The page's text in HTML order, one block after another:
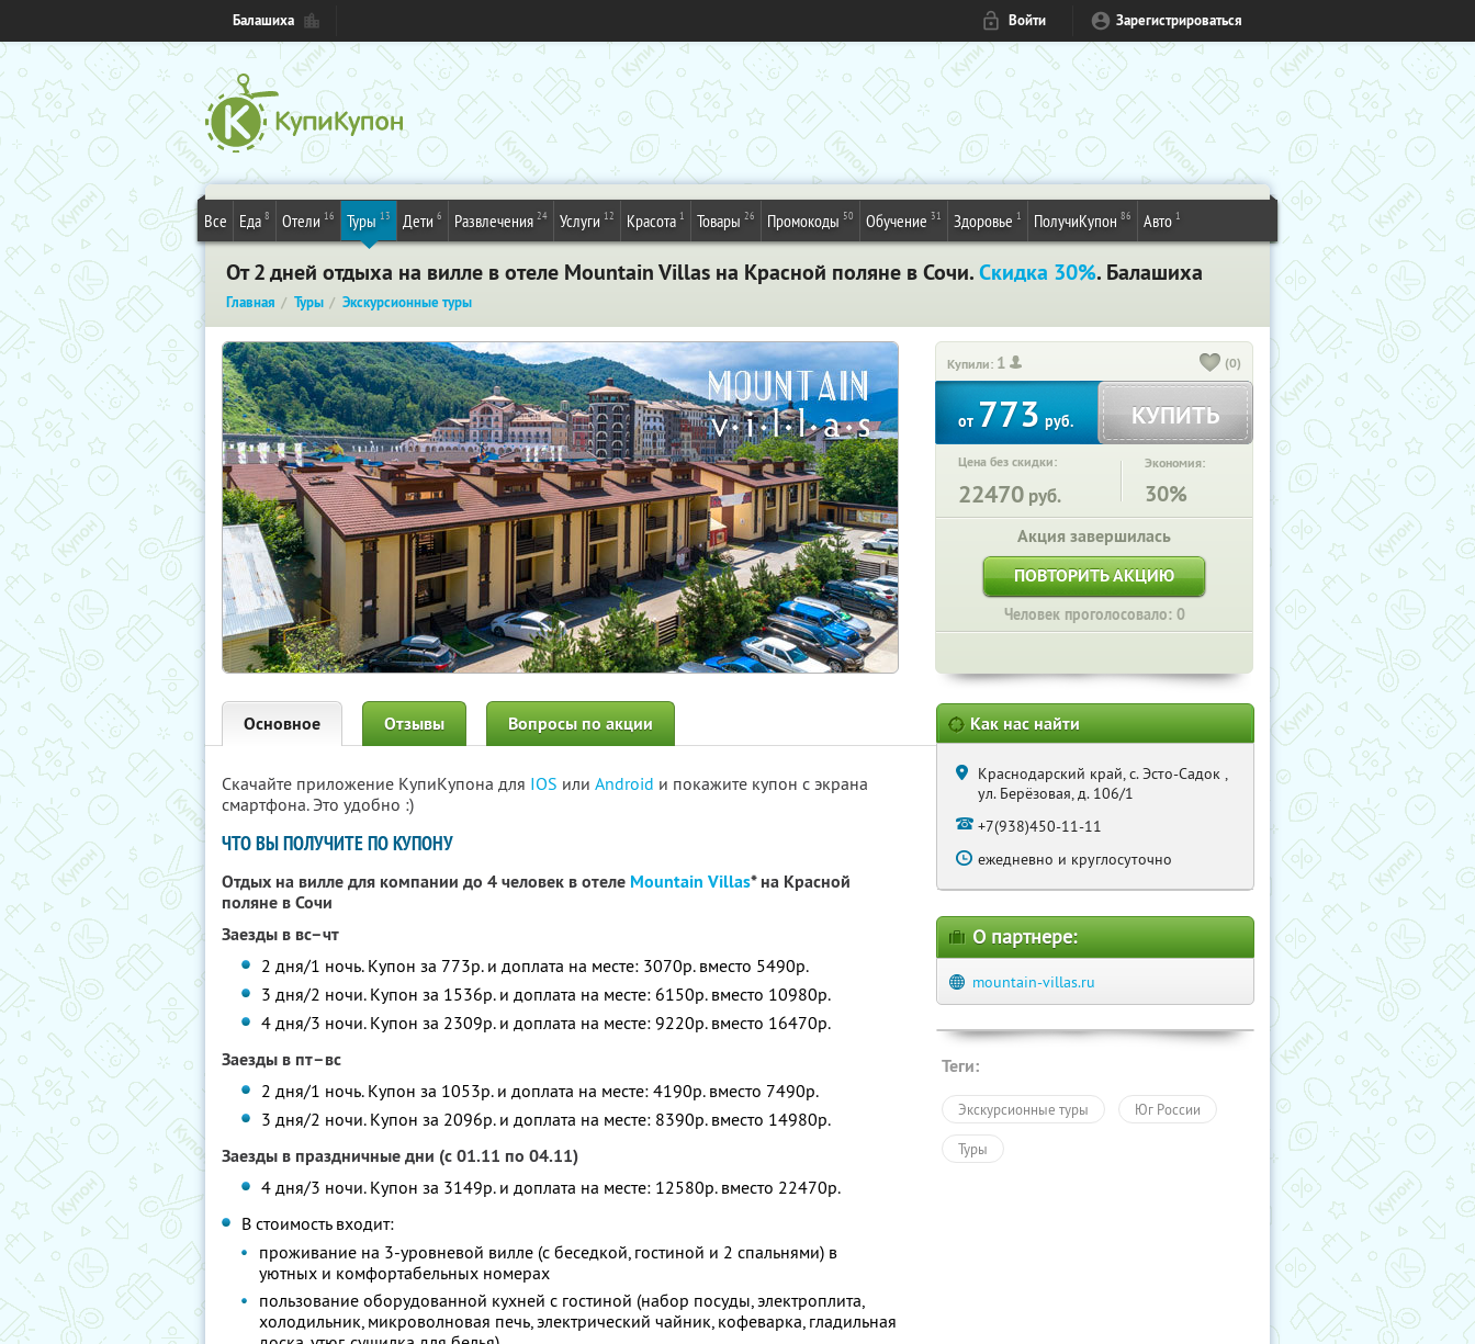
Балашиха Войти Зарегистрироваться
Все Еда 8 Отели 16 Туры 13 Дети 6 Развлечения 24 Услуги 12 Красота 1 Товары 26 Промокоды 50 Обучение 31 Здоровье 1 ПолучиКупон 86 Авто 1
От 2 дней отдыха на вилле в отеле Mountain Villas на Красной поляне в Сочи.Скидка 30%. Балашиха
Главная Туры Экскурсионные туры
Купили: 1 (0)
от773руб. КУПИТЬ
Цена без скидки:
22470 руб.
Экономия:
30%
Акция завершилась
ПОВТОРИТЬ АКЦИЮ
Человек проголосовало: 0
Основное Отзывы Вопросы по акции
Скачайте приложение КупиКупона для IOS или Android и покажите купон с экрана
смартфона. Это удобно :)
ЧТО ВЫ ПОЛУЧИТЕ ПО КУПОНУ
Отдых на вилле для компании до 4 человек в отеле Mountain Villas* на Красной
поляне в Сочи
Заезды в вс–чт
2 дня/1 ночь. Купон за 773р. и доплата на месте: 3070р. вместо 5490р.
3 дня/2 ночи. Купон за 1536р. и доплата на месте: 6150р. вместо 10980р.
4 дня/3 ночи. Купон за 2309р. и доплата на месте: 9220р. вместо 16470р.
Заезды в пт–вс
2 дня/1 ночь. Купон за 1053р. и доплата на месте: 4190р. вместо 7490р.
3 дня/2 ночи. Купон за 2096р. и доплата на месте: 8390р. вместо 14980р.
Заезды в праздничные дни (с 01.11 по 04.11)
4 дня/3 ночи. Купон за 3149р. и доплата на месте: 12580р. вместо 22470р.
В стоимость входит:
проживание на 3-уровневой вилле (с беседкой, гостиной и 2 спальнями) в
уютных и комфортабельных номерах
пользование оборудованной кухней с гостиной (набор посуды, электроплита,
холодильник, микроволновая печь, электрический чайник, кофеварка, гладильная
Как нас найти
Краснодарский край, с. Эсто-Садок ,
ул. Берёзовая, д. 106/1
+7(938)450-11-11
ежедневно и круглосуточно
О партнере:
mountain-villas.ru
Теги:
Экскурсионные туры Юг России
Туры